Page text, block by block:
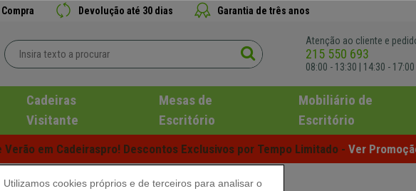
Devolução até 30 dias Garantia de três anos
Atenção ao cliente e
215 550 693
08:00 - 13:30 | 14:30 - 17:00
Cadeiras
Visitante
Mesas de
Escritório
Mobiliário de
Escritório
Verão em Cadeiraspro! Descontos Exclusivos por Tempo Limitado - Ver
Utilizamos cookies próprios e de terceiros para analisar o